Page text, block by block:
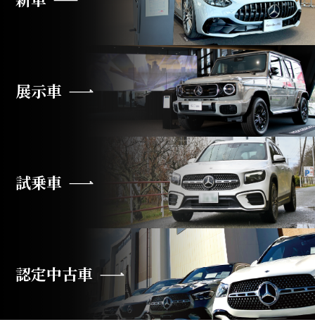
展示車
試乗車
認定中古車